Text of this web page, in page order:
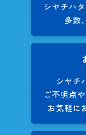
シヤチハ
多数
シヤチ
ご不明点
お気軽に